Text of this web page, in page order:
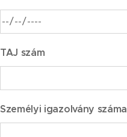
TAJ szám
Személyi igazolvány száma